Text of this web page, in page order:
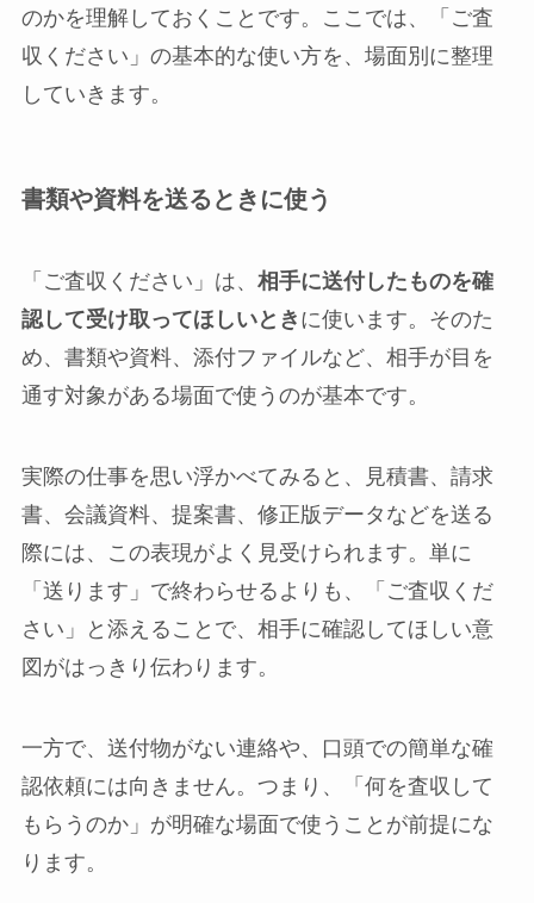
のかを理解しておくことです。ここでは、「ご査
収ください」の基本的な使い方を、場面別に整理
していきます。
書類や資料を送るときに使う
「ご査収ください」は、 相手に送付したものを確
認して受け取ってほしいとき に使います。そのた
め、書類や資料、添付ファイルなど、相手が目を
通す対象がある場面で使うのが基本です。
実際の仕事を思い浮かべてみると、見積書、請求
書、会議資料、提案書、修正版データなどを送る
際には、この表現がよく見受けられます。単に
「送ります」で終わらせるよりも、「ご査収くだ
さい」と添えることで、相手に確認してほしい意
図がはっきり伝わります。
一方で、送付物がない連絡や、口頭での簡単な確
認依頼には向きません。つまり、「何を査収して
もらうのか」が明確な場面で使うことが前提にな
ります。